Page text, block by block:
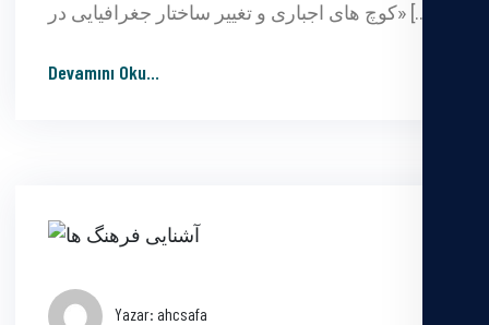
«کوچ های اجباری و تغییر ساختار جغرافیایی در […]
Devamını Oku...
Yazar: ahcsafa